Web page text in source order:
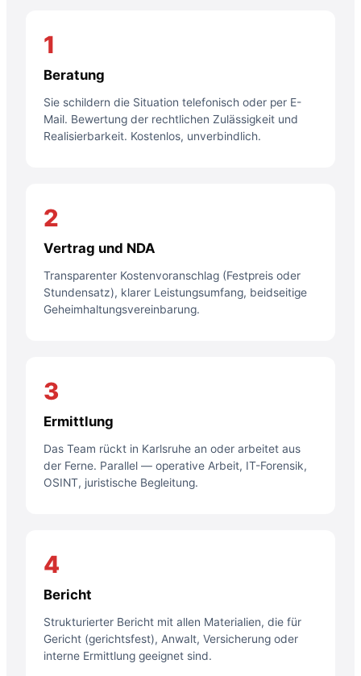
1
Beratung
Sie schildern die Situation telefonisch oder per E-
Mail. Bewertung der rechtlichen Zulässigkeit und
Realisierbarkeit. Kostenlos, unverbindlich.
2
Vertrag und NDA
Transparenter Kostenvoranschlag (Festpreis oder
Stundensatz), klarer Leistungsumfang, beidseitige
Geheimhaltungsvereinbarung.
3
Ermittlung
Das Team rückt in Karlsruhe an oder arbeitet aus
der Ferne. Parallel — operative Arbeit, IT-Forensik,
OSINT, juristische Begleitung.
4
Bericht
Strukturierter Bericht mit allen Materialien, die für
Gericht (gerichtsfest), Anwalt, Versicherung oder
interne Ermittlung geeignet sind.